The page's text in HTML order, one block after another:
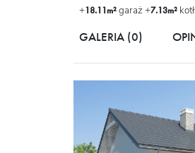
+18.11m²garaż +7.13m²
GALERIA (0)